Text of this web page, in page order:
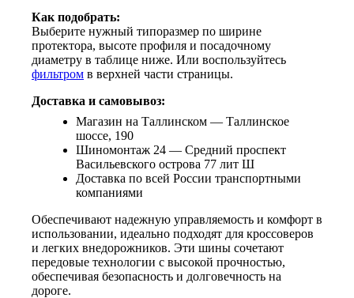
Как подобрать:
Выберите нужный типоразмер по ширине
протектора, высоте профиля и посадочному
диаметру в таблице ниже. Или воспользуйтесь
фильтром в верхней части страницы.
Доставка и самовывоз:
Магазин на Таллинском — Таллинское
шоссе, 190
Шиномонтаж 24 — Средний проспект
Васильевского острова 77 лит Ш
Доставка по всей России транспортными
компаниями
Обеспечивают надежную управляемость и комфорт в
использовании, идеально подходят для кроссоверов
и легких внедорожников. Эти шины сочетают
передовые технологии с высокой прочностью,
обеспечивая безопасность и долговечность на
дороге.